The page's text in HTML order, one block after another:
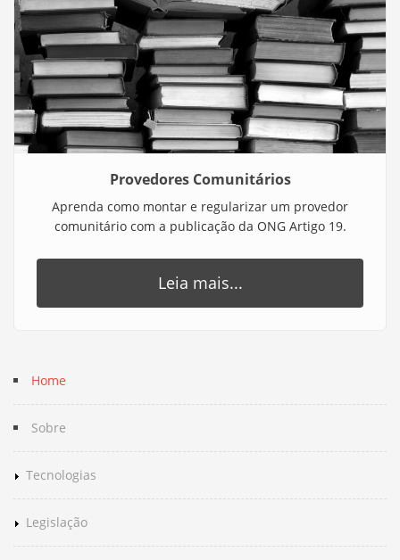
Provedores Comunitários
Aprenda como montar e regularizar um provedor
comunitário com a publicação da ONG Artigo 19.
Leia mais...
Home
Sobre
Tecnologias
Legislação